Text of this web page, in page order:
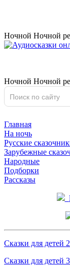
Ночной Ночной
Ночной Ночной
Главная
На ночь
Русские
Зарубежные
Народные
Подборки
Рассказы
Сказки для детей
Сказки для детей